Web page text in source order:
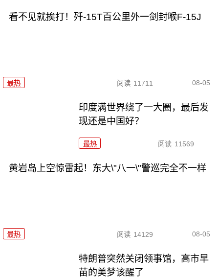
看不见就挨打！歼-15T百公里外一剑封喉F-15J
最热 阅读 11711 08-05
印度满世界绕了一大圈，最后发
现还是中国好？
最热 阅读 11569
黄岩岛上空惊雷起！东大\"八一\"警巡完全不一样
最热 阅读 14129 08-05
特朗普突然关闭领事馆，高市早
苗的美梦该醒了